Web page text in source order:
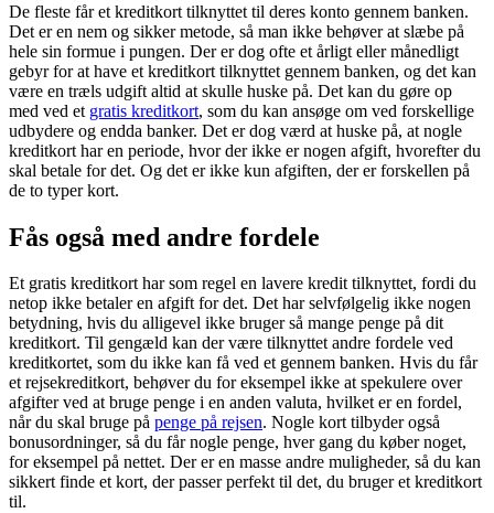
De fleste får et kreditkort tilknyttet til deres konto gennem banken.
Det er en nem og sikker metode, så man ikke behøver at slæbe på
hele sin formue i pungen. Der er dog ofte et årligt eller månedligt
gebyr for at have et kreditkort tilknyttet gennem banken, og det kan
være en træls udgift altid at skulle huske på. Det kan du gøre op
med ved et gratis kreditkort, som du kan ansøge om ved forskellige
udbydere og endda banker. Det er dog værd at huske på, at nogle
kreditkort har en periode, hvor der ikke er nogen afgift, hvorefter du
skal betale for det. Og det er ikke kun afgiften, der er forskellen på
de to typer kort.
Fås også med andre fordele
Et gratis kreditkort har som regel en lavere kredit tilknyttet, fordi du
netop ikke betaler en afgift for det. Det har selvfølgelig ikke nogen
betydning, hvis du alligevel ikke bruger så mange penge på dit
kreditkort. Til gengæld kan der være tilknyttet andre fordele ved
kreditkortet, som du ikke kan få ved et gennem banken. Hvis du får
et rejsekreditkort, behøver du for eksempel ikke at spekulere over
afgifter ved at bruge penge i en anden valuta, hvilket er en fordel,
når du skal bruge på penge på rejsen. Nogle kort tilbyder også
bonusordninger, så du får nogle penge, hver gang du køber noget,
for eksempel på nettet. Der er en masse andre muligheder, så du kan
sikkert finde et kort, der passer perfekt til det, du bruger et kreditkort
til.